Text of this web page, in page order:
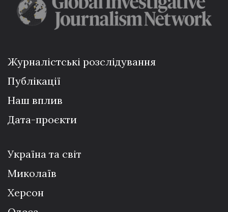
Журналістські розслідування
Публікації
Наш вплив
Дата-проєкти
Україна та світ
Миколаїв
Херсон